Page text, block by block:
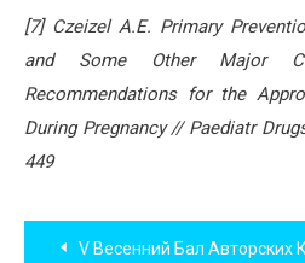
[7] Czeizel A.E. Primary
and Some Other Major
Recommendations for the
During Pregnancy // Paediatr
449
Навигация
V Весенний Бал Авторских